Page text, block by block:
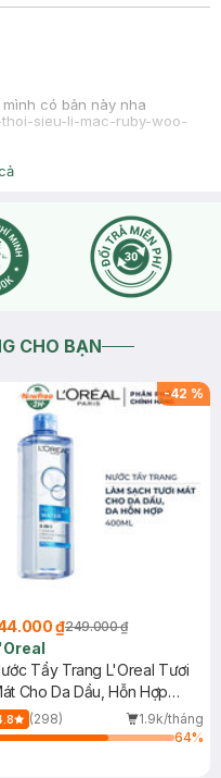
có bản này nha
sieu-li-mac-ruby-woo-
CHO BẠN
-42 %
₫249.000 ₫
Tẩy Trang L'Oreal Tươi
Cho Da Dầu, Hỗn Hợp
(298)
1.9k/tháng
64%